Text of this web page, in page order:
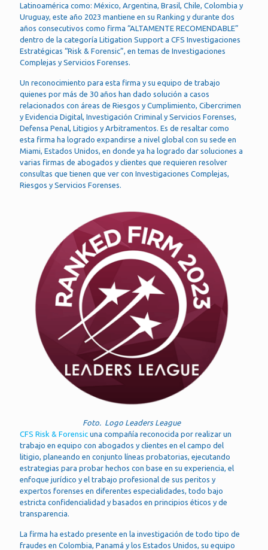
Latinoamérica como: México, Argentina, Brasil, Chile, Colombia y
Uruguay, este año 2023 mantiene en su Ranking y durante dos
años consecutivos como firma “ALTAMENTE RECOMENDABLE”
dentro de la categoría Litigation Support a CFS Investigaciones
Estratégicas “Risk & Forensic”, en temas de Investigaciones
Complejas y Servicios Forenses.
Un reconocimiento para esta firma y su equipo de trabajo
quienes por más de 30 años han dado solución a casos
relacionados con áreas de Riesgos y Cumplimiento, Cibercrimen
y Evidencia Digital, Investigación Criminal y Servicios Forenses,
Defensa Penal, Litigios y Arbitramentos. Es de resaltar como
esta firma ha logrado expandirse a nivel global con su sede en
Miami, Estados Unidos, en donde ya ha logrado dar soluciones a
varias firmas de abogados y clientes que requieren resolver
consultas que tienen que ver con Investigaciones Complejas,
Riesgos y Servicios Forenses.
Foto. Logo Leaders League
CFS Risk & Forensic una compañía reconocida por realizar un
trabajo en equipo con abogados y clientes en el campo del
litigio, planeando en conjunto líneas probatorias, ejecutando
estrategias para probar hechos con base en su experiencia, el
enfoque jurídico y el trabajo profesional de sus peritos y
expertos forenses en diferentes especialidades, todo bajo
estricta confidencialidad y basados en principios éticos y de
transparencia.
La firma ha estado presente en la investigación de todo tipo de
fraudes en Colombia, Panamá y los Estados Unidos, su equipo